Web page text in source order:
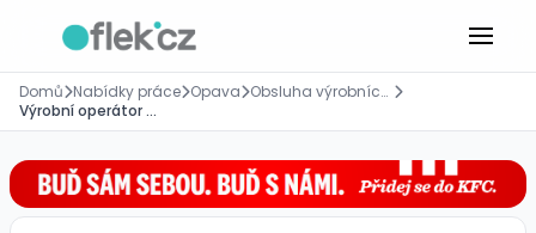
Domů Nabídky práce Opava
Obsluha výrobních strojů
Výrobní operátor m/ž | 60. 000 Kč náborový příspěvek (A10336)